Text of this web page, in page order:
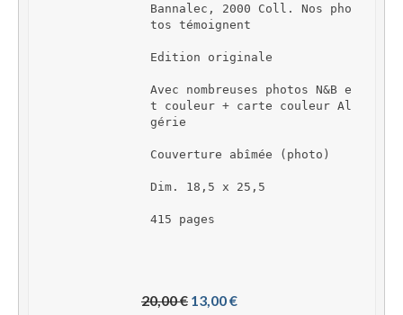
Bannalec, 2000 Coll. Nos pho
tos témoignent
Edition originale
Avec nombreuses photos N&B e
t couleur + carte couleur Al
gérie
Couverture abîmée (photo)
Dim. 18,5 x 25,5
415 pages
20,00 € L
13,00 €L